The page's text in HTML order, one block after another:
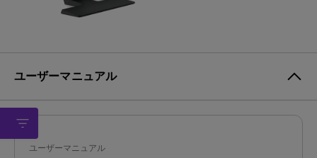
ユーザーマニュアル
ユーザーマニュアル